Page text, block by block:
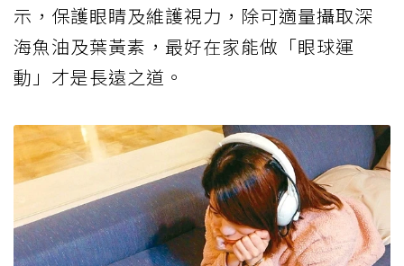
示，保護眼睛及維護視力，除可適量攝取深
海魚油及葉黃素，最好在家能做「眼球運
動」才是長遠之道。